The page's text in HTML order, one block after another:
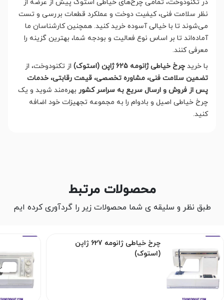
در تکنودوخت، تمامی چرخ‌های خیاطی استوک پیش از عرضه از
نظر سلامت فنی، کیفیت دوخت و عملکرد قطعات بررسی و تست
می‌شوند تا با خیالی آسوده خرید کنید. همچنین کارشناسان ما
آماده‌اند تا بر اساس نوع فعالیت و بودجه شما، بهترین گزینه را
معرفی کنند.
با خرید چرخ خیاطی ژانومه 625 ژاپن (استوک)
از تکنودوخت، از
تضمین سلامت فنی، مشاوره تخصصی، قیمت رقابتی، خدمات
پس از فروش و ارسال سریع به سراسر کشور بهره‌مند شوید و یک
چرخ خیاطی اصیل و بادوام را به مجموعه تجهیزات خود اضافه
کنید.
محصولات مرتبط
طبق نظر و سلیقه ی شما محصولات زیر را گردآوری کرده ایم
چرخ خیاطی ژانومه 627 ژاپن
(استوک)